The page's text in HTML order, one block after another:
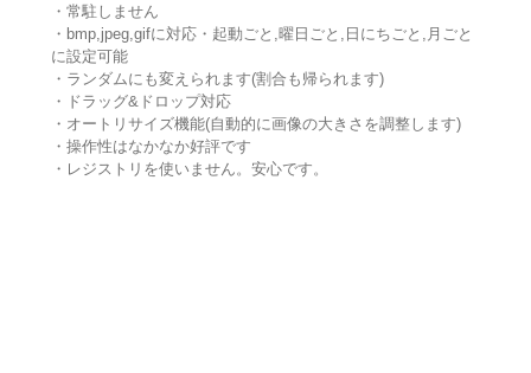
・常駐しません
・bmp,jpeg,gifに対応・起動ごと,曜日ごと,日にちごと,月ごと
に設定可能
・ランダムにも変えられます(割合も帰られます)
・ドラッグ&ドロップ対応
・オートリサイズ機能(自動的に画像の大きさを調整します)
・操作性はなかなか好評です
・レジストリを使いません。安心です。